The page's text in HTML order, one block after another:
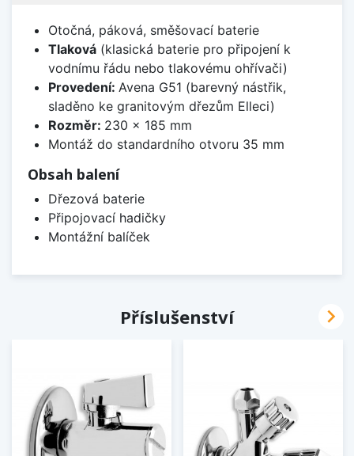
Otočná, páková, směšovací baterie
Tlaková(klasická baterie pro připojení k
vodnímu řádu nebo tlakovému ohřívači)
Provedení: Avena G51 (barevný nástřik,
sladěno ke granitovým dřezům Elleci)
Rozměr: 230 x 185 mm
Montáž do standardního otvoru 35 mm
Obsah balení
Dřezová baterie
Připojovací hadičky
Montážní balíček
Příslušenství 